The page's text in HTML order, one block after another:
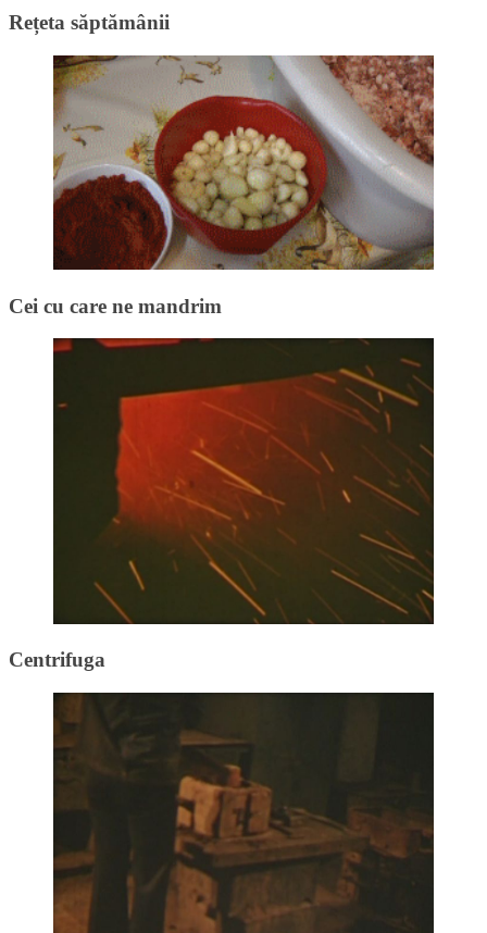
Rețeta săptămânii
Cei cu care ne mandrim
Centrifuga